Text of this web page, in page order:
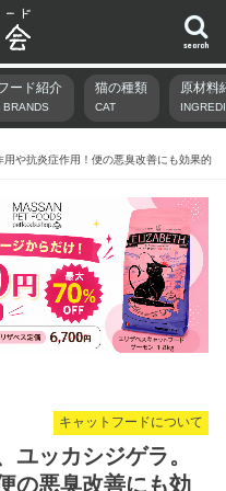
search
ード紹介
BRANDS
猫の種類
CAT
原材料
や抗炎症作用！便の悪臭改善にも効果的
キャットフードについて
ユッカシジゲラ。
の悪臭改善にも効